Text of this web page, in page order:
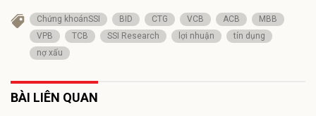
Chứng khoánSSI BID CTG VCB ACB
MBB
VPB
TCB SSI Research lợi nhuận
tín dụng
nợ xấu
BÀI LIÊN QUAN